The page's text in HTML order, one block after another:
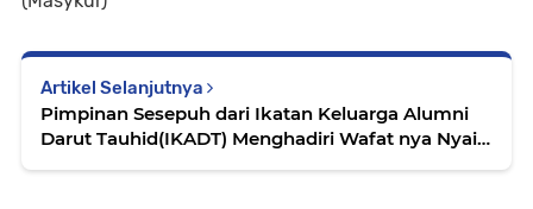
Artikel Selanjutnya
Pimpinan Sesepuh dari Ikatan Keluarga Alumni
Darut Tauhid(IKADT) Menghadiri Wafat nya Nyai